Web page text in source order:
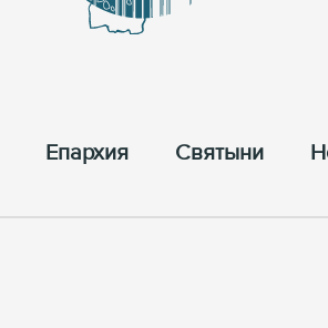
Епархия Cвятыни